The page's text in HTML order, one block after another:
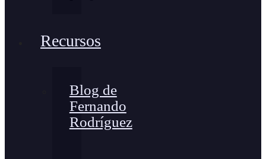
Recursos
Blog de
Fernando
Rodríguez